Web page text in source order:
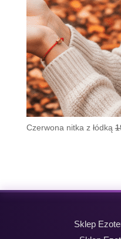
Czerwona nitka z łódką
Sklep